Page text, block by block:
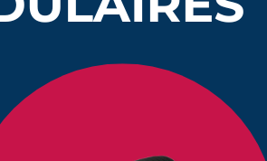
AJOUTER
Prix dégressifs voir